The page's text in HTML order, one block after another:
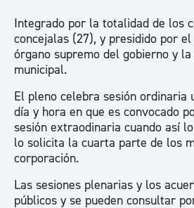
Integrado por la totalidad de los
concejalas (27), y presidido por
órgano supremo del gobierno y
municipal.
El pleno celebra sesión ordinaria
día y hora en que es convocado
sesión extraodinaria cuando así
lo solicita la cuarta parte de los
corporación.
Las sesiones plenarias y los
públicos y se pueden consultar